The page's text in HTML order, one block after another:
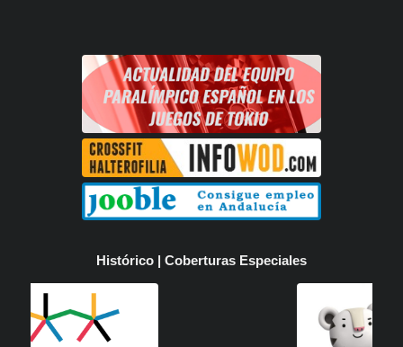
Histórico | Coberturas Especiales